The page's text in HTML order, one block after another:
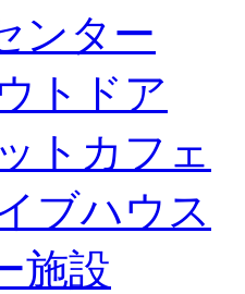
ンター
トドア
トカフェ
ブハウス
施設